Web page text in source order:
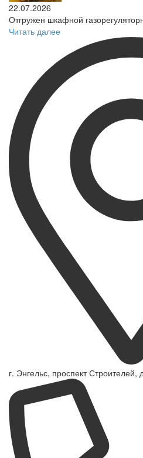
22.07.2026
Отгружен шкафной
Читать далее
г. Энгельс, проспект Строителей,